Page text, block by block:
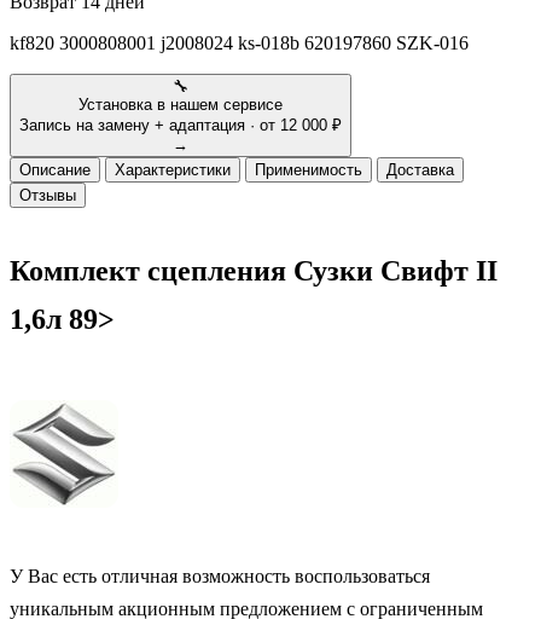
kf820 3000808001 j2008024 ks-018b 620197860 SZK-016
🔧
Установка в нашем сервисе
Запись на замену + адаптация · от 12 000 ₽
→
Описание
Характеристики Применимость
Доставка
Отзывы
Комплект сцепления Сузки Свифт II
1,6л 89>
У Вас есть отличная возможность воспользоваться
уникальным акционным предложением с ограниченным